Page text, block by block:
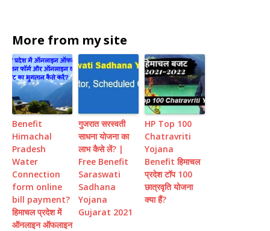
More from my site
Benefit
Himachal
Pradesh
Water
Connection
form online
bill payment?
हिमाचल प्रदेश में
ऑनलाइन ऑफलाइन
गुजरात सरस्वती
साधना योजना का
लाभ कैसे लें? |
Free Benefit
Saraswati
Sadhana
Yojana
Gujarat 2021
HP Top 100
Chatravriti
Yojana
Benefit हिमाचल
प्रदेश टॉप 100
छात्रवृति योजना
क्या हैं?